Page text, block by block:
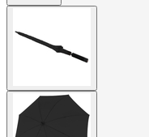
image
View
larger
image